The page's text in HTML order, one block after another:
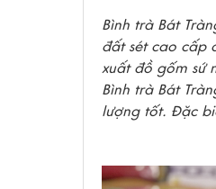
Bình trà Bát
đất sét cao cấp
xuất đồ gốm sứ
Bình trà Bát
lượng tốt. Đặc